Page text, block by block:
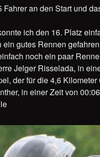
an den Start und
ich den 16. Platz
gutes Rennen
noch ein paar
Jelger Risselada, in
der für die 4,6
in einer Zeit von